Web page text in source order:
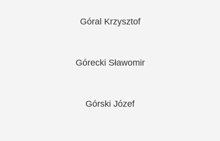
Góral Krzysztof
Górecki Sławomir
Górski Józef